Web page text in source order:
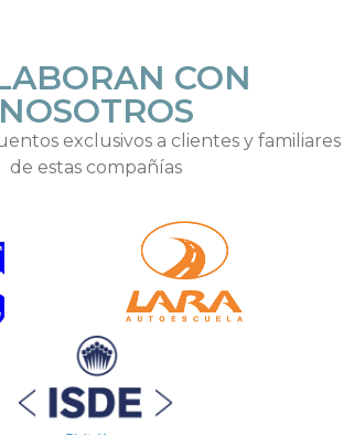
CON
NOSOTROS
exclusivos a clientes y familiares
de estas compañías